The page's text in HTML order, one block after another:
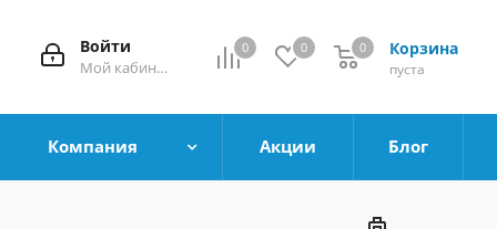
0 0 Корзина
0
пуста
0
Войти
Мой кабинет
Компания Акции Блог